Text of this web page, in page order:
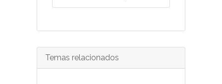
Temas relacionados